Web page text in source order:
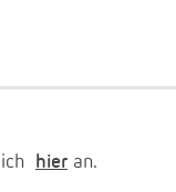
hier an.